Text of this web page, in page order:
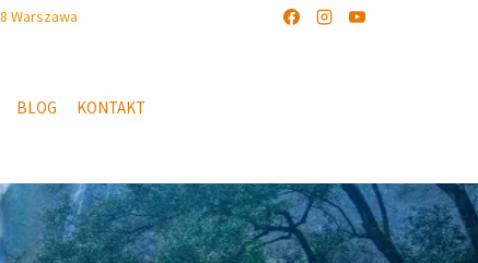
Warszawa
BLOG KONTAKT